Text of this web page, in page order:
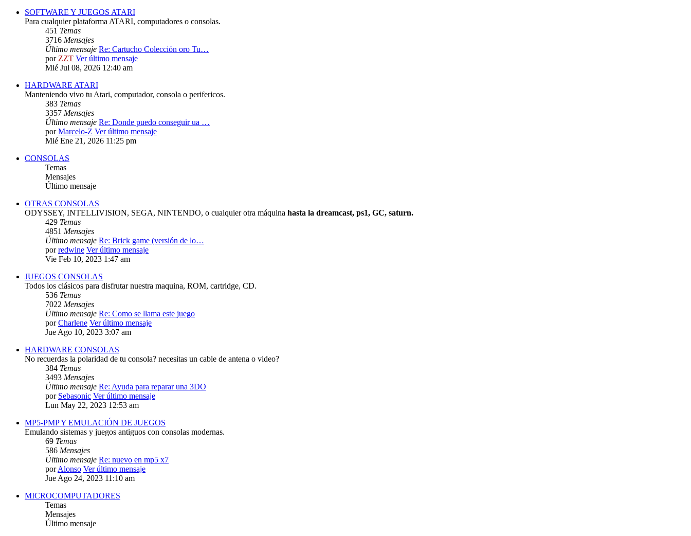
SOFTWARE Y JUEGOS ATARI
Para cualquier plataforma ATARI, computadores o consolas.
451 Temas
3716 Mensajes
Último mensaje Re: Cartucho Colección oro Tu…
porZZT Ver último mensaje
Mié Jul 08, 2026 12:40 am
HARDWARE ATARI
Manteniendo vivo tu Atari, computador, consola o perifericos.
383 Temas
3357 Mensajes
Último mensaje Re: Donde puedo conseguir ua …
porMarcelo-Z Ver último mensaje
Mié Ene 21, 2026 11:25 pm
CONSOLAS
Temas
Mensajes
Último mensaje
OTRAS CONSOLAS
ODYSSEY, INTELLIVISION, SEGA, NINTENDO, o cualquier otra máquina hasta la dreamcast, ps1, GC, saturn.
429 Temas
4851 Mensajes
Último mensaje Re: Brick game (versión de lo…
porredwine Ver último mensaje
Vie Feb 10, 2023 1:47 am
JUEGOS CONSOLAS
Todos los clásicos para disfrutar nuestra maquina, ROM, cartridge, CD.
536 Temas
7022 Mensajes
Último mensaje Re: Como se llama este juego
porCharlene Ver último mensaje
Jue Ago 10, 2023 3:07 am
HARDWARE CONSOLAS
No recuerdas la polaridad de tu consola? necesitas un cable de antena o video?
384 Temas
3493 Mensajes
Último mensaje Re: Ayuda para reparar una 3DO
por Sebasonic Ver último mensaje
Lun May 22, 2023 12:53 am
MP5-PMP Y EMULACIÓN DE JUEGOS
Emulando sistemas y juegos antiguos con consolas modernas.
69 Temas
586 Mensajes
Último mensaje Re: nuevo en mp5 x7
porAlonso Ver último mensaje
Jue Ago 24, 2023 11:10 am
MICROCOMPUTADORES
Temas
Mensajes
Último mensaje